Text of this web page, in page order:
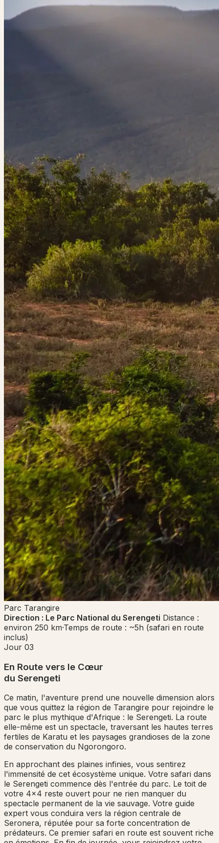
Parc Tarangire
Direction : Le Parc National du Serengeti Distance :
environ 250 km·Temps de route : ~5h (safari en route
inclus)
Jour 03
En Route vers le Cœur
du Serengeti
Ce matin, l'aventure prend une nouvelle dimension alors
que vous quittez la région de Tarangire pour rejoindre le
parc le plus mythique d'Afrique : le Serengeti. La route
elle-même est un spectacle, traversant les hautes terres
fertiles de Karatu et les paysages grandioses de la zone
de conservation du Ngorongoro.
En approchant des plaines infinies, vous sentirez
l'immensité de cet écosystème unique. Votre safari dans
le Serengeti commence dès l'entrée du parc. Le toit de
votre 4x4 reste ouvert pour ne rien manquer du
spectacle permanent de la vie sauvage. Votre guide
expert vous conduira vers la région centrale de
Seronera, réputée pour sa forte concentration de
prédateurs. Ce premier safari en route est souvent riche